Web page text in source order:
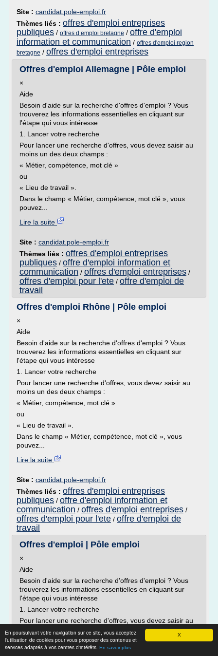
X
En poursuivant votre navigation sur ce site, vous acceptez
l'utilisation de cookies pour vous proposer des contenus et
services adaptés à vos centres d'intérêts. En savoir plus
Site : candidat.pole-emploi.fr
Thèmes liés : offres d'emploi entreprises
publiques / offres d emploi bretagne / offre d'emploi
information et communication / offres d'emploi region
bretagne / offres d'emploi entreprises
Offres d'emploi Allemagne | Pôle emploi
×
Aide
Besoin d'aide sur la recherche d'offres d'emploi ? Vous
trouverez les informations essentielles en cliquant sur
l'étape qui vous intéresse
1. Lancer votre recherche
Pour lancer une recherche d'offres, vous devez saisir au
moins un des deux champs :
« Métier, compétence, mot clé »
ou
« Lieu de travail ».
Dans le champ « Métier, compétence, mot clé », vous
pouvez...
Lire la suite
Site : candidat.pole-emploi.fr
Thèmes liés : offres d'emploi entreprises
publiques / offre d'emploi information et
communication / offres d'emploi entreprises /
offres d'emploi pour l'ete / offre d'emploi de
travail
Offres d'emploi Rhône | Pôle emploi
×
Aide
Besoin d'aide sur la recherche d'offres d'emploi ? Vous
trouverez les informations essentielles en cliquant sur
l'étape qui vous intéresse
1. Lancer votre recherche
Pour lancer une recherche d'offres, vous devez saisir au
moins un des deux champs :
« Métier, compétence, mot clé »
ou
« Lieu de travail ».
Dans le champ « Métier, compétence, mot clé », vous
pouvez...
Lire la suite
Site : candidat.pole-emploi.fr
Thèmes liés : offres d'emploi entreprises
publiques / offre d'emploi information et
communication / offres d'emploi entreprises /
offres d'emploi pour l'ete / offre d'emploi de
travail
Offres d'emploi | Pôle emploi
×
Aide
Besoin d'aide sur la recherche d'offres d'emploi ? Vous
trouverez les informations essentielles en cliquant sur
l'étape qui vous intéresse
1. Lancer votre recherche
Pour lancer une recherche d'offres, vous devez saisir au
« Métier, compétence, mot clé »
ou